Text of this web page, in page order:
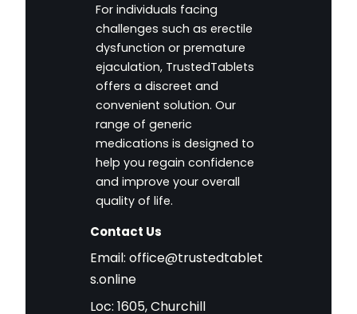
For individuals facing
challenges such as erectile
dysfunction or premature
ejaculation, TrustedTablets
offers a discreet and
convenient solution. Our
range of generic
medications is designed to
help you regain confidence
and improve your overall
quality of life.
Contact Us
Email: office@trustedtablet
s.online
Loc: 1605, Churchill